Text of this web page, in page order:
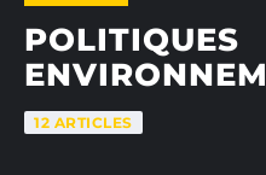
POLITIQUES
12 ARTICLES